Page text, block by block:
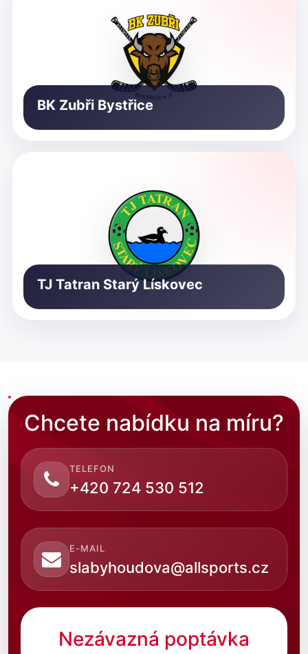
BK Zubři Bystřice
TJ Tatran Starý Lískovec
Chcete nabídku na míru?
TELEFON
+420 724 530 512
E-MAIL
slabyhoudova@allsports.cz
Nezávazná poptávka